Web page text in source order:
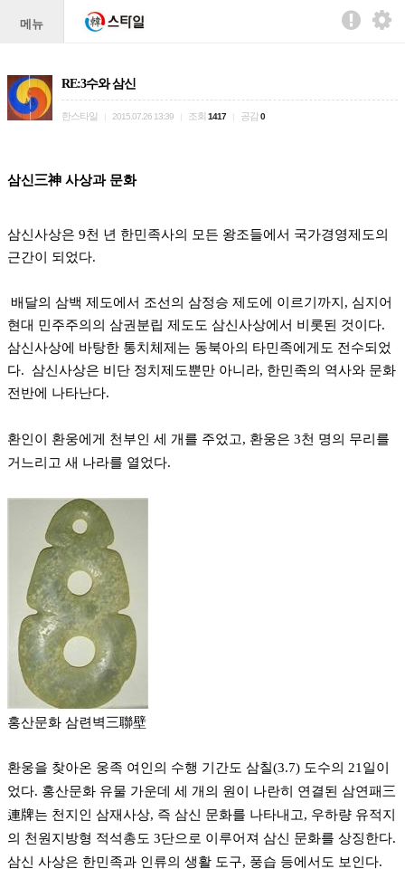
메뉴
RE:3수와 삼신
한스타일 2015.07.26 13:39 조회 1417 공감0
삼신三神 사상과 문화
삼신사상은 9천 년 한민족사의 모든 왕조들에서 국가경영제도의
근간이 되었다.
배달의 삼백 제도에서 조선의 삼정승 제도에 이르기까지, 심지어
현대 민주주의의 삼권분립 제도도 삼신사상에서 비롯된 것이다.
삼신사상에 바탕한 통치체제는 동북아의 타민족에게도 전수되었
다. 삼신사상은 비단 정치제도뿐만 아니라, 한민족의 역사와 문화
전반에 나타난다.
환인이 환웅에게 천부인 세 개를 주었고, 환웅은 3천 명의 무리를
거느리고 새 나라를 열었다.
홍산문화 삼련벽三聯壁
환웅을 찾아온 웅족 여인의 수행 기간도 삼칠(3.7) 도수의 21일이
었다. 홍산문화 유물 가운데 세 개의 원이 나란히 연결된 삼연패三
連牌는 천지인 삼재사상, 즉 삼신 문화를 나타내고, 우하량 유적지
의 천원지방형 적석총도 3단으로 이루어져 삼신 문화를 상징한다.
삼신 사상은 한민족과 인류의 생활 도구, 풍습 등에서도 보인다.